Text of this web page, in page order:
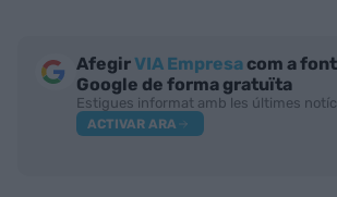
AfegirVIA Empresa com a
Google de forma gratuïta
Estigues informat amb les últimes
ACTIVAR ARA